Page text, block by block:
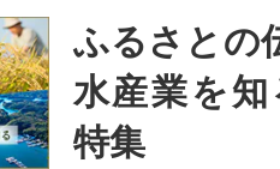
ふるさとの
水産業を
特集